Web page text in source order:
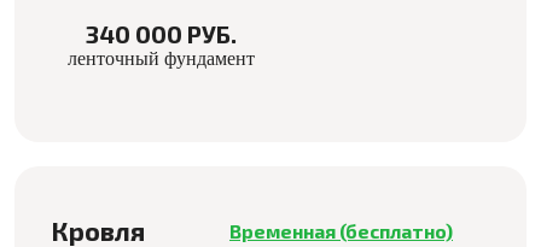
340 000 РУБ.
ленточный фундамент
Кровля Временная (бесплатно)